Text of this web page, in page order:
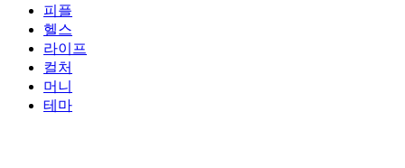
피플
헬스
라이프
컬처
머니
테마